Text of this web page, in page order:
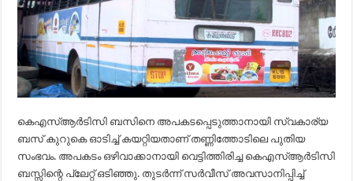
കെഎസ്ആര്‍ടിസി ബസിനെ അപകടപ്പെടുത്താനായി സ്വകാര്യ
ബസ് കുറുകെ ഓടിച്ച് കയറ്റിയതാണ് തണ്ണിത്തോടിലെ പുതിയ
സംഭവം. അപകടം ഒഴിവാക്കാനായി വെട്ടിത്തിരിച്ച കെഎസ്ആര്‍ടിസി
ബസ്സിന്റെ പ്ലേറ്റ് ഒടിഞ്ഞു. തുടര്‍ന്ന് സര്‍വീസ് അവസാനിപ്പിച്ച്